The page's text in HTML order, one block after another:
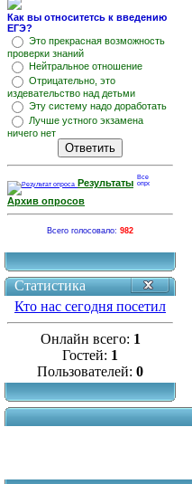
Как вы относитетсь к введению
ЕГЭ?
Это прекрасная возможность
проверки знаний
Нейтральное отношение
Отрицательно, это
издевательство над детьми
Эту систему надо доработать
Лучше устного экзамена
ничего нет
Результаты
Архив опросов
Всего голосовало: 982
Статистика
Кто нас сегодня посетил
Онлайн всего: 1
Гостей: 1
Пользователей: 0